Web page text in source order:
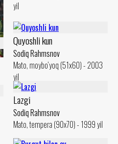
yil
Quyoshli kun
Sodiq Rahmsnov
Mato, moybo‘yoq (51x60) - 2003
yil
Lazgi
Sodiq Rahmsnov
Mato, tempera (90x70) - 1999 yil